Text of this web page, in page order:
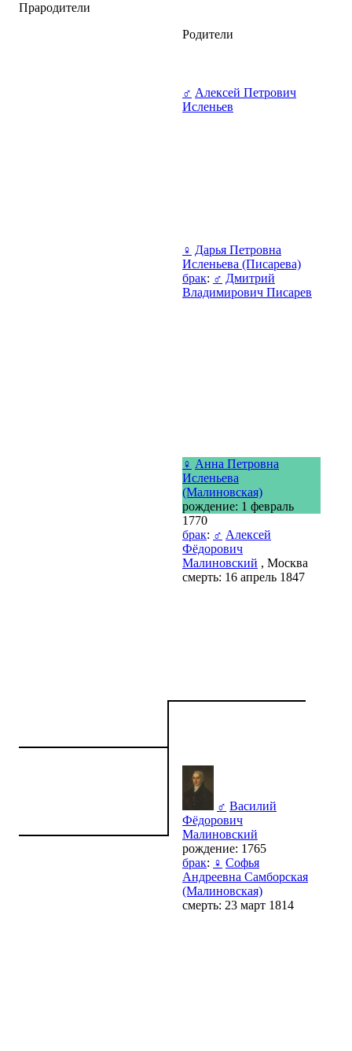
Прародители
Родители
♂ Алексей Петрович
Исленьев
♀ Дарья Петровна
Исленьева (Писарева)
брак: ♂ Дмитрий
Владимирович Писарев
♀ Анна Петровна
Исленьева
(Малиновская)
рождение: 1 февраль
1770
брак: ♂ Алексей
Фёдорович
Малиновский , Москва
смерть: 16 апрель 1847
♂ Василий
Фёдорович
Малиновский
рождение: 1765
брак: ♀ Софья
Андреевна Самборская
(Малиновская)
смерть: 23 март 1814